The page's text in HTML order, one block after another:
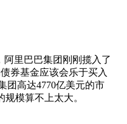
阿里巴巴集团刚刚揽入了
券基金应该会乐于买入
团高达4770亿美元的市
模算不上太大。